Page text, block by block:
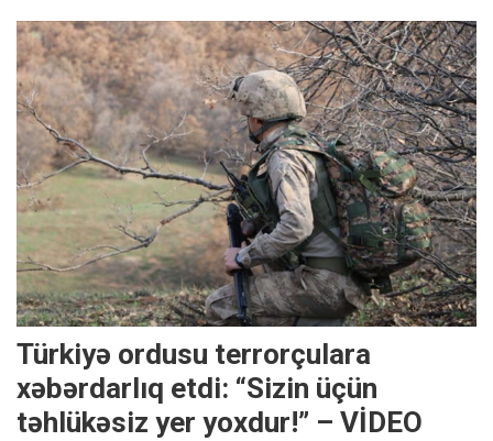
Türkiyə ordusu terrorçulara
xəbərdarlıq etdi: “Sizin üçün
təhlükəsiz yer yoxdur!” – VİDEO